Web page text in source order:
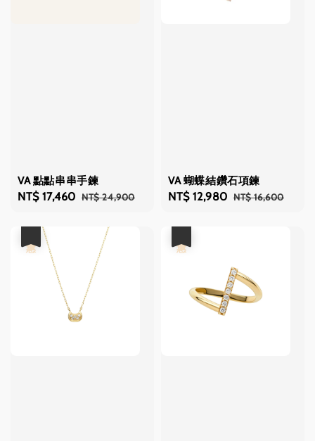
VA 點點串串手鍊
Sale
NT$ 17,460 Regular
NT$ 24,900
VA 蝴蝶結鑽石項鍊
Sale
NT$ 12,980 Regular
NT$ 16,600